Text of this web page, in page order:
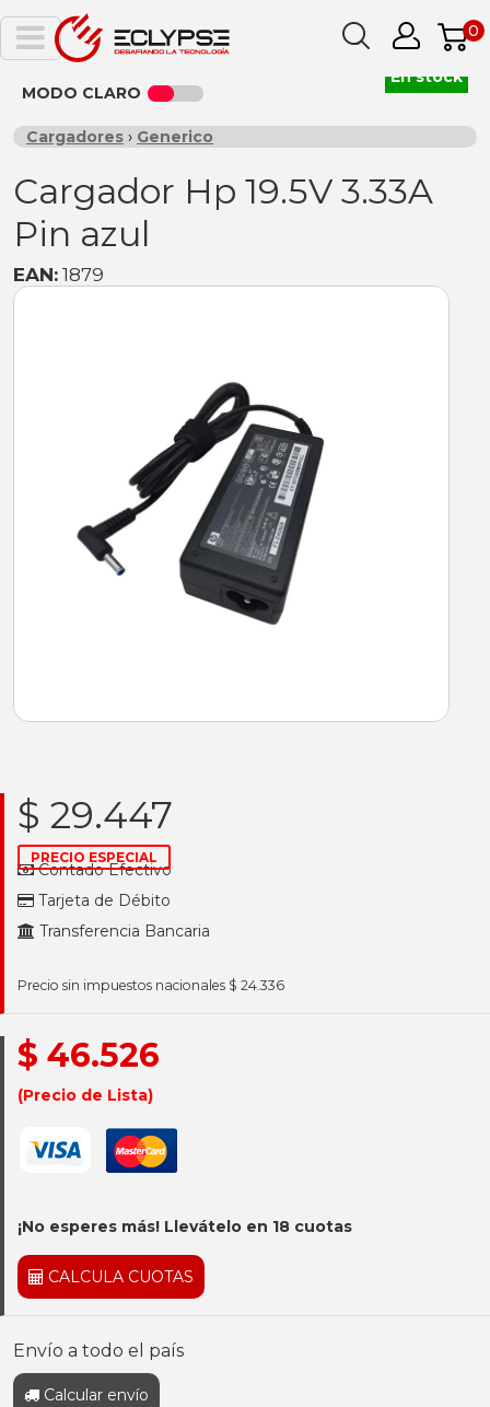
0
MODO CLARO
Cargadores › Generico
Cargador Hp 19.5V 3.33A
Pin azul
EAN: 1879
$ 29.447
PRECIO ESPECIAL
Contado Efectivo
Tarjeta de Débito
Transferencia Bancaria
Precio sin impuestos nacionales $ 24.336
$ 46.526
(Precio de Lista)
¡No esperes más! Llevátelo en 18 cuotas
CALCULA CUOTAS
Envío a todo el país
Calcular envío
En stock